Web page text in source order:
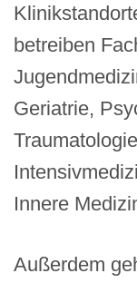
betreiben
Geriatrie,
Innere
Außerdem